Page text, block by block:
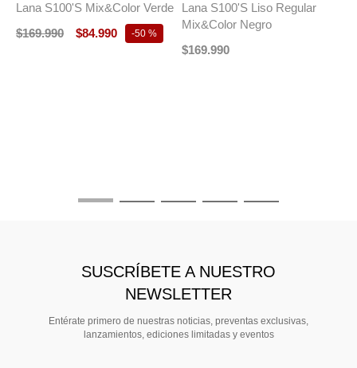
Lana S100'S Mix&Color Verde
$169.990 $84.990 -50 %
Lana S100'S Liso Regular
Mix&Color Negro
$169.990
SUSCRÍBETE A NUESTRO
NEWSLETTER
Entérate primero de nuestras noticias, preventas exclusivas,
lanzamientos, ediciones limitadas y eventos